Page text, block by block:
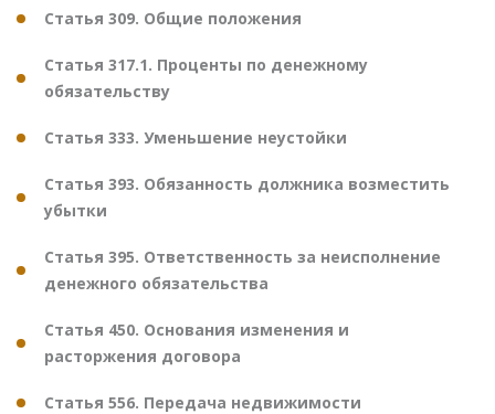
Статья 309. Общие положения
Статья 317.1. Проценты по денежному
обязательству
Статья 333. Уменьшение неустойки
Статья 393. Обязанность должника возместить
убытки
Статья 395. Ответственность за неисполнение
денежного обязательства
Статья 450. Основания изменения и
расторжения договора
Статья 556. Передача недвижимости